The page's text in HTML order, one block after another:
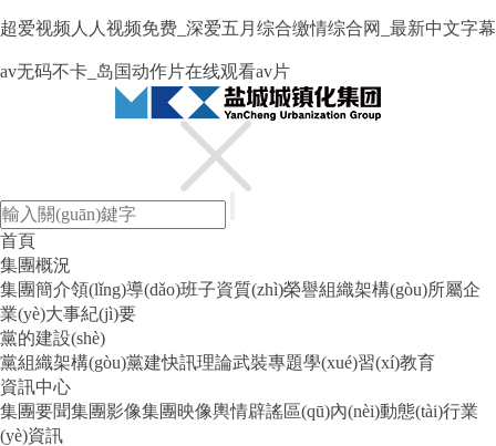
超爱视频人人视频免费_深爱五月综合缴情综合网_最新中文字幕
av无码不卡_岛国动作片在线观看av片
首頁
集團概況
集團簡介領(lǐng)導(dǎo)班子資質(zhì)榮譽組織架構(gòu)所屬企
業(yè)大事紀(jì)要
黨的建設(shè)
黨組織架構(gòu)黨建快訊理論武裝專題學(xué)習(xí)教育
資訊中心
集團要聞集團影像集團映像輿情辟謠區(qū)內(nèi)動態(tài)行業
(yè)資訊